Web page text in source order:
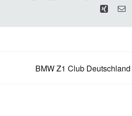
Xing E-
BMW Z1 Club Deutschland